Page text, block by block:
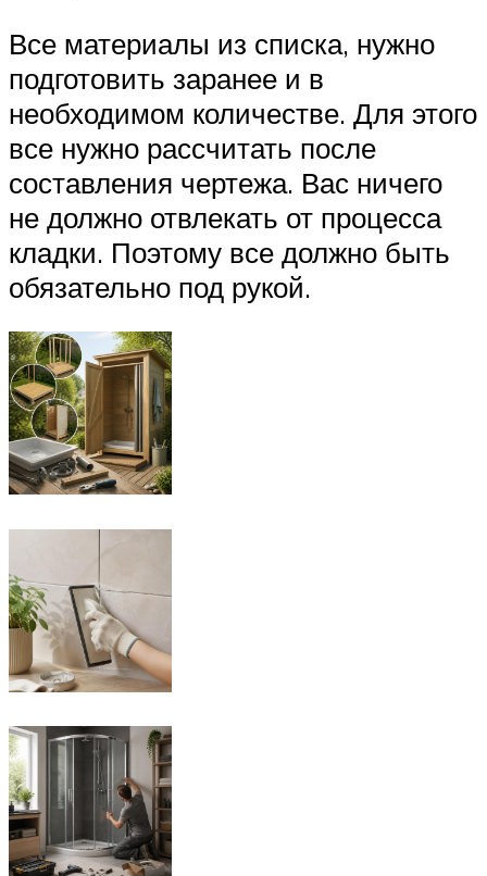
Все материалы из списка, нужно
подготовить заранее и в
необходимом количестве. Для этого
все нужно рассчитать после
составления чертежа. Вас ничего
не должно отвлекать от процесса
кладки. Поэтому все должно быть
обязательно под рукой.